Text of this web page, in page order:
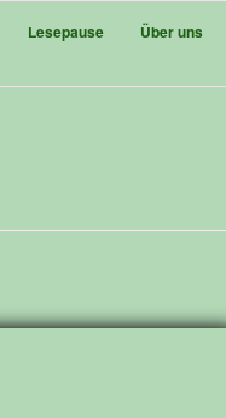
Lesepause Über uns